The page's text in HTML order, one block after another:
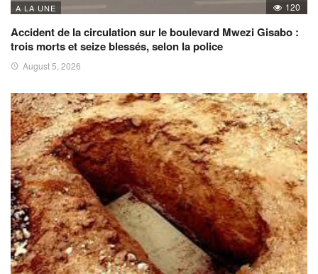
A LA UNE 120
Accident de la circulation sur le boulevard Mwezi Gisabo :
trois morts et seize blessés, selon la police
August 5, 2026